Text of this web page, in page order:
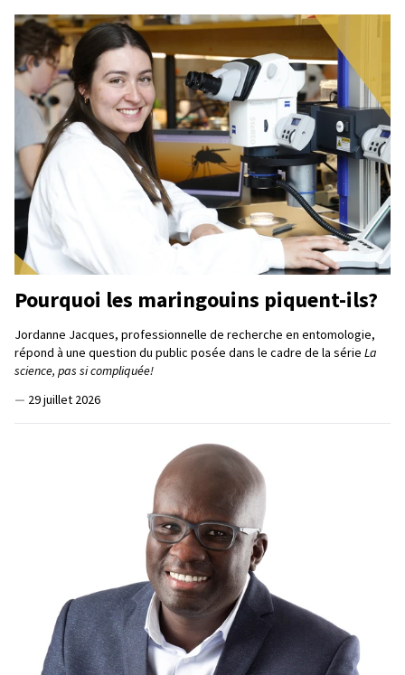
Pourquoi les maringouins piquent-ils?
Jordanne Jacques, professionnelle de recherche en entomologie,
répond à une question du public posée dans le cadre de la série La
science, pas si compliquée!
— 29 juillet 2026